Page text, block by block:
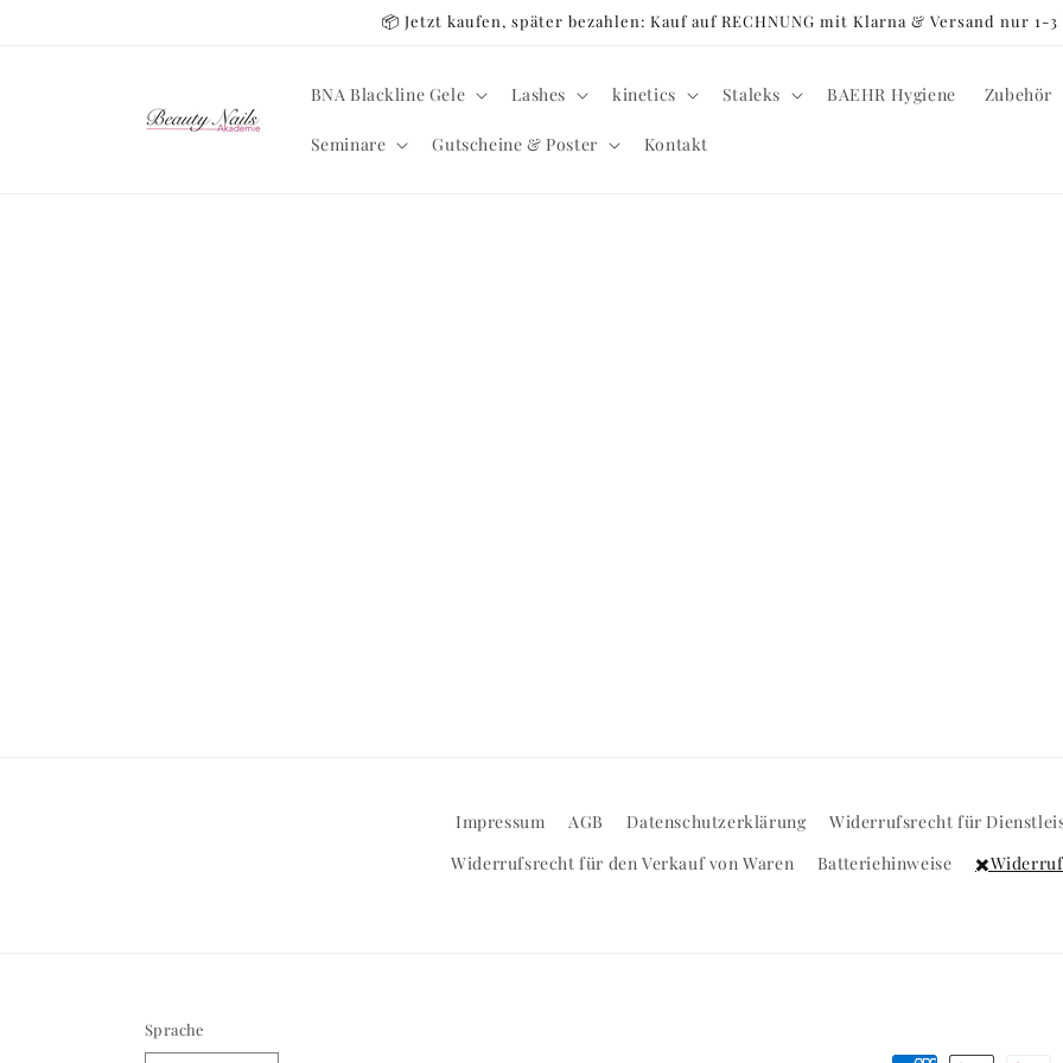
📦 Jetzt kaufen, später bezahlen: Kauf auf RECHNUNG mit Klarna & Versand nur 1-
BNA Blackline Gele Lashes kinetics Staleks BAEHR Hygiene Zubehör
Seminare Gutscheine & Poster Kontakt
Impressum AGB Datenschutzerklärung
Widerrufsrecht für
Widerrufsrecht für den Verkauf von Waren
Batteriehinweise
Sprache